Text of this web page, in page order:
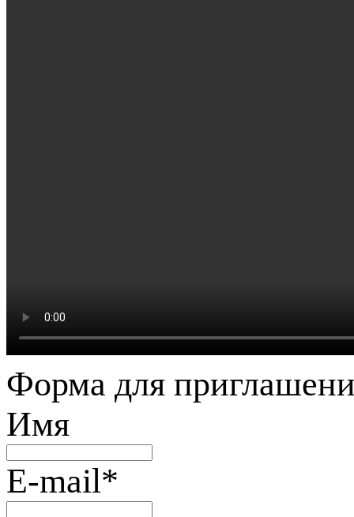
Форма для
Имя
E-mail*